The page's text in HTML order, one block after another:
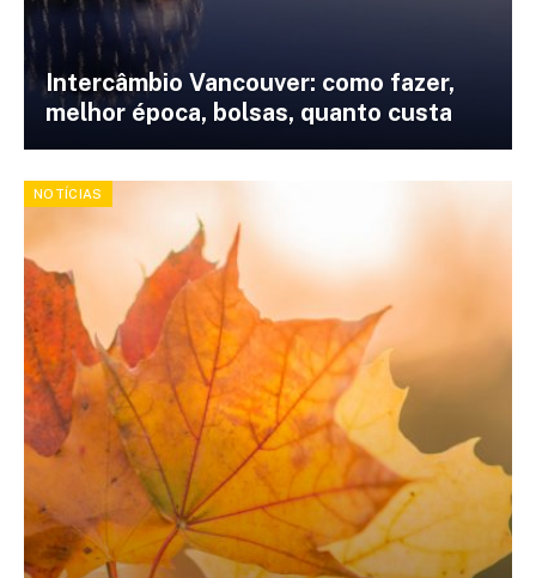
Intercâmbio Vancouver: como fazer,
melhor época, bolsas, quanto custa
NOTÍCIAS